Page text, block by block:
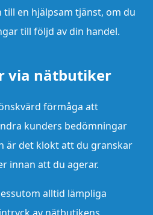
en hjälpsam tjänst, om du
till följd av din handel.
via nätbutiker
förmåga att
kunders bedömningar
är det klokt att du granskar
innan att du agerar.
alltid lämpliga
av nätbutikens